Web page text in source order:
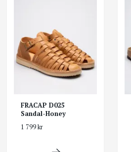
FRACAP D025
Sandal-Honey
1 799 kr